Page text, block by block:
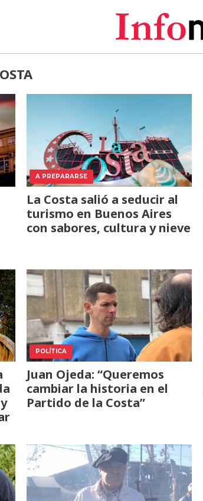
A PREPARARSE
La Costa salió a seducir al
turismo en Buenos Aires
con sabores, cultura y nieve
POLÍTICA
Juan Ojeda: “Queremos
cambiar la historia en el
Partido de la Costa”